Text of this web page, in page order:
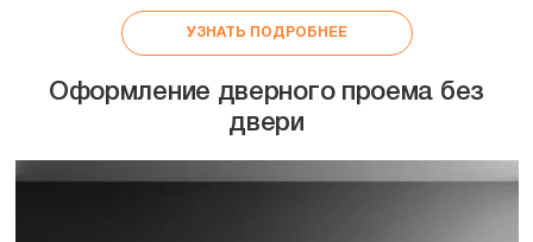
УЗНАТЬ ПОДРОБНЕЕ
Оформление дверного проема без
двери